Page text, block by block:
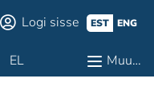
Logi sisse EST ENG
EL Muu…